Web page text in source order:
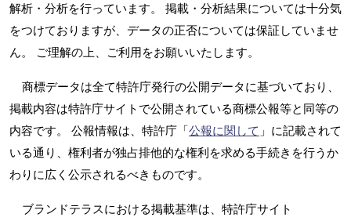
解析・分析を行っています。 掲載・分析結果については十分気
をつけておりますが、データの正否については保証していませ
ん。 ご理解の上、ご利用をお願いいたします。
商標データは全て特許庁発行の公開データに基づいており、
掲載内容は特許庁サイトで公開されている商標公報等と同等の
内容です。 公報情報は、特許庁「公報に関して 」に記載されて
いる通り、権利者が独占排他的な権利を求める手続きを行うか
わりに広く公示されるべきものです。
ブランドテラスにおける掲載基準は、特許庁サイト